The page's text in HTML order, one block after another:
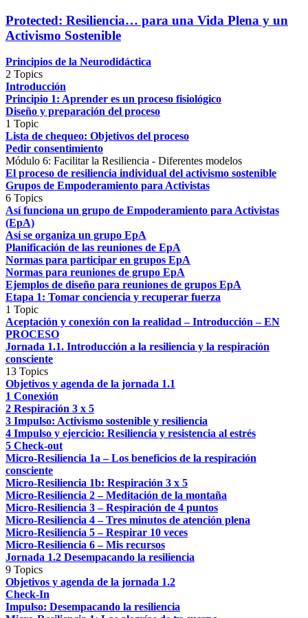
Protected: Resiliencia… para una Vida Plena y un
Activismo Sostenible
Principios de la Neurodidáctica
2 Topics
Introducción
Principio 1: Aprender es un proceso fisiológico
Diseño y preparación del proceso
1 Topic
Lista de chequeo: Objetivos del proceso
Pedir consentimiento
Módulo 6: Facilitar la Resiliencia - Diferentes modelos
El proceso de resiliencia individual del activismo sostenible
Grupos de Empoderamiento para Activistas
6 Topics
Así funciona un grupo de Empoderamiento para Activistas
(EpA)
Así se organiza un grupo EpA
Planificación de las reuniones de EpA
Normas para participar en grupos EpA
Normas para reuniones de grupo EpA
Ejemplos de diseño para reuniones de grupos EpA
Etapa 1: Tomar conciencia y recuperar fuerza
1 Topic
Aceptación y conexión con la realidad – Introducción – EN
PROCESO
Jornada 1.1. Introducción a la resiliencia y la respiración
consciente
13 Topics
Objetivos y agenda de la jornada 1.1
1 Conexión
2 Respiración 3 x 5
3 Impulso: Activismo sostenible y resiliencia
4 Impulso y ejercicio: Resiliencia y resistencia al estrés
5 Check-out
Micro-Resiliencia 1a – Los beneficios de la respiración
consciente
Micro-Resiliencia 1b: Respiración 3 x 5
Micro-Resiliencia 2 – Meditación de la montaña
Micro-Resiliencia 3 – Respiración de 4 puntos
Micro-Resiliencia 4 – Tres minutos de atención plena
Micro-Resiliencia 5 – Respirar 10 veces
Micro-Resiliencia 6 – Mis recursos
Jornada 1.2 Desempacando la resiliencia
9 Topics
Objetivos y agenda de la jornada 1.2
Check-In
Impulso: Desempacando la resiliencia